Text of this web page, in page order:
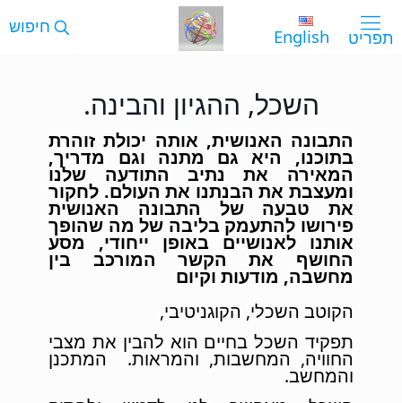
English
השכל, ההגיון והבינה.
התבונה האנושית, אותה יכולת זוהרת
בתוכנו, היא גם מתנה וגם מדריך,
המאירה את נתיב התודעה שלנו
ומעצבת את הבנתנו את העולם. לחקור
את טבעה של התבונה האנושית
פירושו להתעמק בליבה של מה שהופך
אותנו לאנושיים באופן ייחודי, מסע
החושף את הקשר המורכב בין
מחשבה, מודעות וקיום
הקוטב השכלי, הקוגניטיבי,
תפקיד השכל בחיים הוא להבין את מצבי
החוויה, המחשבות, והמראות. המתכנן
והמחשב.